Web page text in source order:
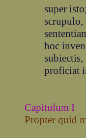
super
scrupulo,
hoc
proficiat
Capitulum I
Propter quid